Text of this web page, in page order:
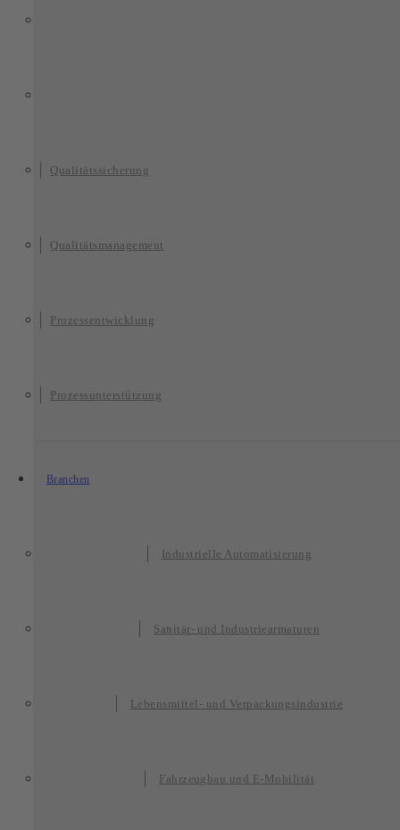
Qualitätssicherung
Qualitätsmanagement
Prozessentwicklung
Prozessunterstützung
Branchen
Industrielle Automatisierung
Sanitär- und Industriearmaturen
Lebensmittel- und Verpackungsindustrie
Fahrzeugbau und E-Mobilität